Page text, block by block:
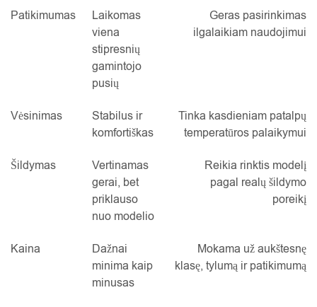
Patikimumas
Laikomas
viena
stipresnių
gamintojo
pusių
Geras pasirinkimas
ilgalaikiam naudojimui
Vėsinimas
Stabilus ir
komfortiškas
Tinka kasdieniam patalpų
temperatūros palaikymui
Šildymas
Vertinamas
gerai, bet
priklauso
nuo modelio
Reikia rinktis modelį
pagal realų šildymo
poreikį
Kaina
Dažnai
minima kaip
minusas
Mokama už aukštesnę
klasę, tylumą ir patikimumą